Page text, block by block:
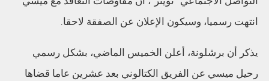
انتهت رسميا، وسيكون الإعلان عن الصفقة لاحقا.
يذكر أن برشلونة، أعلن الخميس الماضي، بشكل رسمي
رحيل ميسي عن الفريق الكتالوني بعد عشرين عاما قضاها